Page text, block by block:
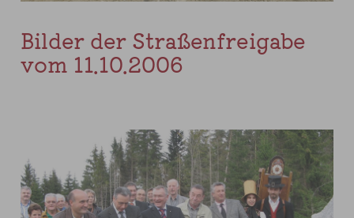
Bilder der Straßenfreigabe
vom 11.10.2006